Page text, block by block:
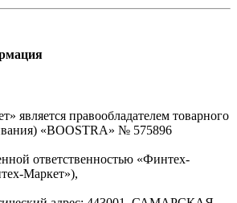
является правообладателем товарного
«BOOSTRA» № 575896
ответственностью «Финтех-
Маркет»),